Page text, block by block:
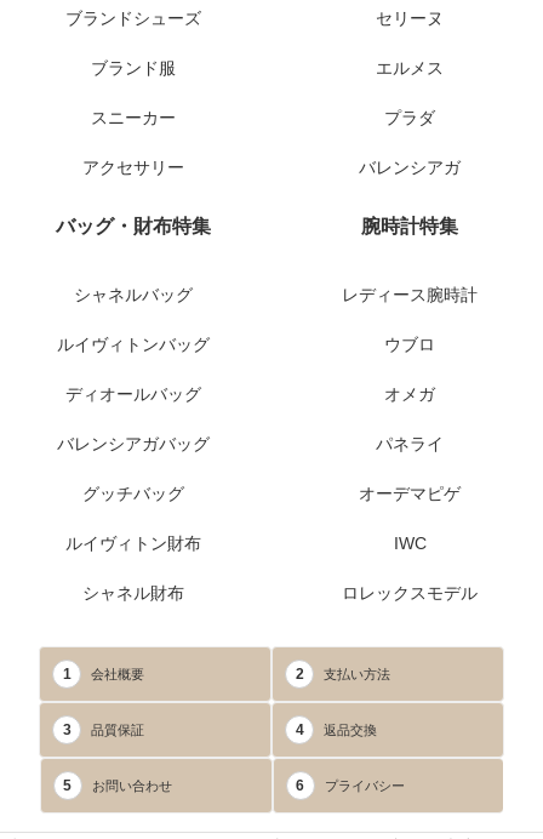
ブランドシューズ
ブランド服
スニーカー
アクセサリー
セリーヌ
エルメス
プラダ
バレンシアガ
バッグ・財布特集
シャネルバッグ
ルイヴィトンバッグ
ディオールバッグ
バレンシアガバッグ
グッチバッグ
ルイヴィトン財布
シャネル財布
腕時計特集
レディース腕時計
ウブロ
オメガ
パネライ
オーデマピゲ
IWC
ロレックスモデル
1 会社概要 2 支払い方法
3 品質保証 4 返品交換
5 お問い合わせ 6 プライバシー